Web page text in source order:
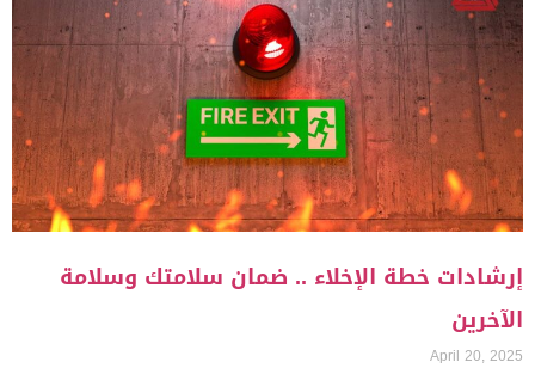
إرشادات خطة الإخلاء .. ضمان سلامتك وسلامة
الآخرين
April 20, 2025